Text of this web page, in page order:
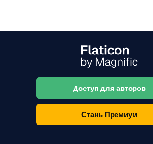
Доступ для авторов
Стань Премиум